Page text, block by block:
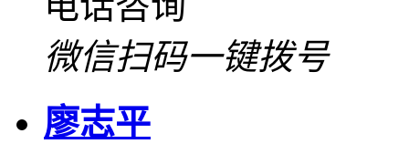
微信扫码一键拨号
廖志平